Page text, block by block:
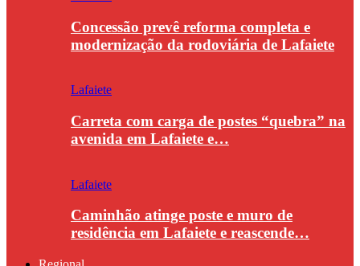
Concessão prevê reforma completa e
modernização da rodoviária de Lafaiete
Lafaiete
Carreta com carga de postes “quebra” na
avenida em Lafaiete e…
Lafaiete
Caminhão atinge poste e muro de
residência em Lafaiete e reascende…